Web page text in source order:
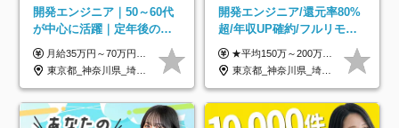
開発エンジニア｜50～60代
が中心に活躍｜定年後の給
与減ナシ｜年収50万円アッ
プ実績／昇給率92％（直近3
年）
月給35万円～70万円（固定残業代30時間分63,869円～を含む）+賞与年1回 ※30時間を超える分は別途支給します ●これまでのご経験・スキル・前職給与をできる限り考慮します ●待機期間も給与を100％支給します ●試用期間中も給与や福利厚生は同じです ≪年収を維持しながら長く働けます！≫ 一般的な企業では55歳や60歳を機に年収が下がりますが、 当社は役職などではなく「スキルや経験」で評価。 エンジニアとして長く働きながら あなたにふさわしい年収を維持できます！
東京都_神奈川県_埼玉県_千葉県
開発エンジニア/還元率80%
超/年収UP確約/フルリモ
OK/年休130日/平均残業7h/
約2万件の案件から選択
★平均150万～200万円年収UPを実現！ ★前職給与を100％保証！ ★案件内容の開示・明確な評価体制あり ⇒クライアント評価で即昇給を実現したケースも◎ ★年12回（毎月昇給チャンスあり） ■月給35万円～103万円 ※経験・能力・前職給与を考慮し、決定 ※上記給与には月30時間分(6万6500円以上)の固定残業代が含まれます。超過分は手当として別途支給します ※試用期間3ヶ月あり(期間中の給与・待遇面に差異はありません) ▼収入アップの実例をご紹介 ───────────── ★働き方改革をした30代男性（PG） 子どもが生まれたばかりなのに、忙しい現場で残業も月50～60時間が当たり前。 ⇒残業ほぼゼロ＆週3リモートの働き方に！しかも給与もアップ！ ★収入アップした30代男性（PM） 子供が3人いて家計も苦しく、残業代で稼ぐ日々… ⇒残業をたくさんしていた年収額より、100万円以上アップしました！
東京都_神奈川県_埼玉県_千葉県_大阪府_愛知県_北海道_青森県_岩手県_宮城県_秋田県_山形県_福島県_茨城県_栃木県_群馬県_新潟県_山梨県_長野県_富山県_石川県_福井県_静岡県_岐阜県_三重県_兵庫県_京都府_滋賀県_奈良県_和歌山県_広島県_岡山県_鳥取県_島根県_山口県_徳島県_香川県_愛媛県_高知県_福岡県_熊本県_佐賀県_長崎県_大分県_宮崎県_鹿児島県_沖縄県